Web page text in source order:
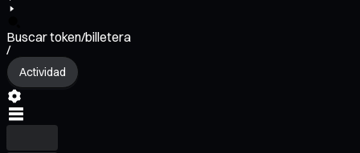
Buscar token/billetera
/
Actividad